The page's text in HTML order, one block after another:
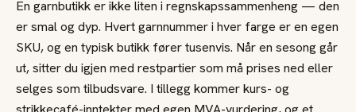
En garnbutikk er ikke liten i regnskapssammenheng — den
er smal og dyp. Hvert garnnummer i hver farge er en egen
SKU, og en typisk butikk fører tusenvis. Når en sesong går
ut, sitter du igjen med restpartier som må prises ned eller
selges som tilbudsvare. I tillegg kommer kurs- og